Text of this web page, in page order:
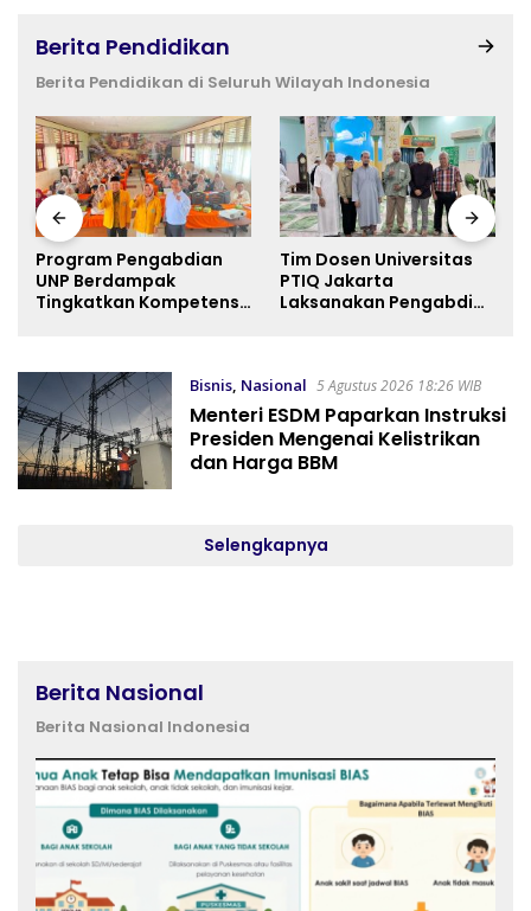
Berita Pendidikan
Berita Pendidikan di Seluruh Wilayah Indonesia
Program Pengabdian
UNP Berdampak
Tingkatkan Kompetensi
Tim Dosen Universitas
PTIQ Jakarta
Laksanakan Pengabdian
Bisnis, Nasional 5 Agustus 2026 18:26 WIB
Menteri ESDM Paparkan Instruksi
Presiden Mengenai Kelistrikan
dan Harga BBM
Selengkapnya
Berita Nasional
Berita Nasional Indonesia